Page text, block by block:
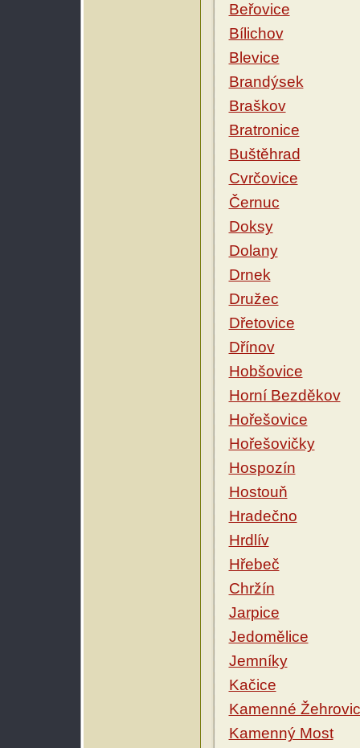
Beřovice
Bílichov
Blevice
Brandýsek
Braškov
Bratronice
Buštěhrad
Cvrčovice
Černuc
Doksy
Dolany
Drnek
Družec
Dřetovice
Dřínov
Hobšovice
Horní Bezděkov
Hořešovice
Hořešovičky
Hospozín
Hostouň
Hradečno
Hrdlív
Hřebeč
Chržín
Jarpice
Jedomělice
Jemníky
Kačice
Kamenné
Kamenný Most